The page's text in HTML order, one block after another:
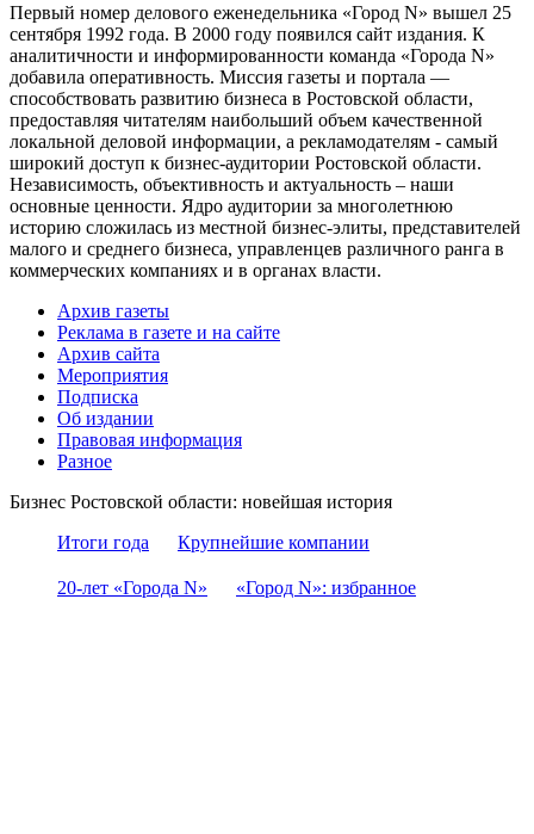
Первый номер делового еженедельника «Город N» вышел 25
сентября 1992 года. В 2000 году появился сайт издания. К
аналитичности и информированности команда «Города N»
добавила оперативность. Миссия газеты и портала —
способствовать развитию бизнеса в Ростовской области,
предоставляя читателям наибольший объем качественной
локальной деловой информации, а рекламодателям - самый
широкий доступ к бизнес-аудитории Ростовской области.
Независимость, объективность и актуальность – наши
основные ценности. Ядро аудитории за многолетнюю
историю сложилась из местной бизнес-элиты, представителей
малого и среднего бизнеса, управленцев различного ранга в
коммерческих компаниях и в органах власти.
Архив газеты
Реклама в газете и на сайте
Архив сайта
Мероприятия
Подписка
Об издании
Правовая информация
Разное
Бизнес Ростовской области: новейшая история
Итоги года
Крупнейшие компании
20-лет «Города N» «Город N»: избранное